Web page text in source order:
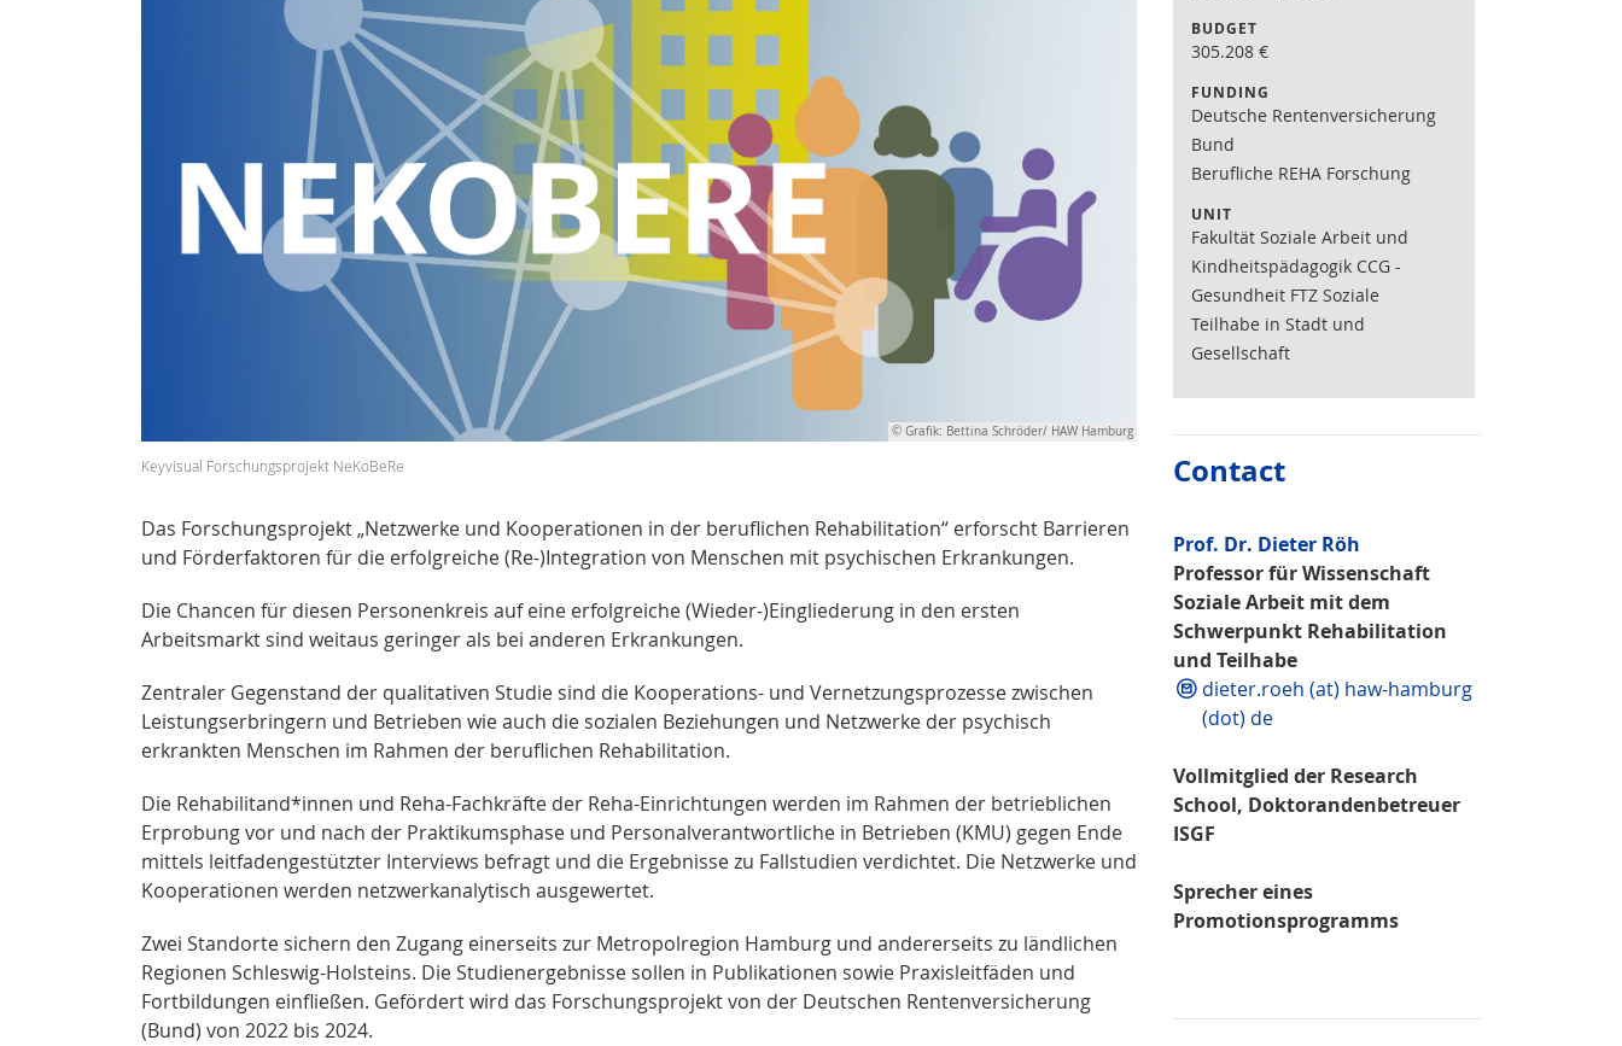
© Grafik: Bettina Schröder/ HAW Hamburg
Keyvisual Forschungsprojekt NeKoBeRe
Das Forschungsprojekt „Netzwerke und Kooperationen in der beruflichen Rehabilitation“ erforscht Barrieren
und Förderfaktoren für die erfolgreiche (Re-)Integration von Menschen mit psychischen Erkrankungen.
Die Chancen für diesen Personenkreis auf eine erfolgreiche (Wieder-)Eingliederung in den ersten
Arbeitsmarkt sind weitaus geringer als bei anderen Erkrankungen.
Zentraler Gegenstand der qualitativen Studie sind die Kooperations- und Vernetzungsprozesse zwischen
Leistungserbringern und Betrieben wie auch die sozialen Beziehungen und Netzwerke der psychisch
erkrankten Menschen im Rahmen der beruflichen Rehabilitation.
Die Rehabilitand*innen und Reha-Fachkräfte der Reha-Einrichtungen werden im Rahmen der betrieblichen
Erprobung vor und nach der Praktikumsphase und Personalverantwortliche in Betrieben (KMU) gegen Ende
mittels leitfadengestützter Interviews befragt und die Ergebnisse zu Fallstudien verdichtet. Die Netzwerke und
Kooperationen werden netzwerkanalytisch ausgewertet.
Zwei Standorte sichern den Zugang einerseits zur Metropolregion Hamburg und andererseits zu ländlichen
Regionen Schleswig-Holsteins. Die Studienergebnisse sollen in Publikationen sowie Praxisleitfäden und
Fortbildungen einfließen. Gefördert wird das Forschungsprojekt von der Deutschen Rentenversicherung
(Bund) von 2022 bis 2024.
BUDGET
305.208 €
FUNDING
Deutsche Rentenversicherung
Bund
Berufliche REHA Forschung
UNIT
Fakultät Soziale Arbeit und
Kindheitspädagogik CCG -
Gesundheit FTZ Soziale
Teilhabe in Stadt und
Gesellschaft
Contact
Prof. Dr. Dieter Röh
Professor für Wissenschaft
Soziale Arbeit mit dem
Schwerpunkt Rehabilitation
und Teilhabe
dieter.roeh (at) haw-hamburg
(dot) de
Vollmitglied der Research
School, Doktorandenbetreuer
ISGF
Sprecher eines
Promotionsprogramms